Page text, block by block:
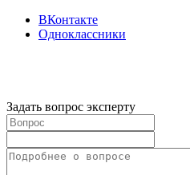
ВКонтакте
Одноклассники
Задать вопрос эксперту